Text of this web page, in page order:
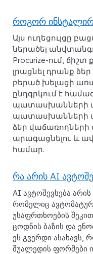
როგორ
Այս ուղեցույցը
ներածել
Procurize-ում,
լրացնել դրանք
բերած խելացի
ընդգրկում է
պատասխանների
պատասխանների
ձեր
արագացնելու և
համար.
რა არის AI
AI ავტოშევსება
რომელიც
უსაფრთხოების
ცოდნის ბაზის და
ეს გვერდი ასახავს,
შუალედის ფორმები